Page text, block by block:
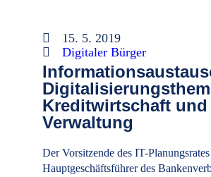
15. 5. 2019
Digitaler Bürger
Kreditwirtschaft
Verwaltung
Der Vorsitzende des IT-
Hauptgeschäftsführer des